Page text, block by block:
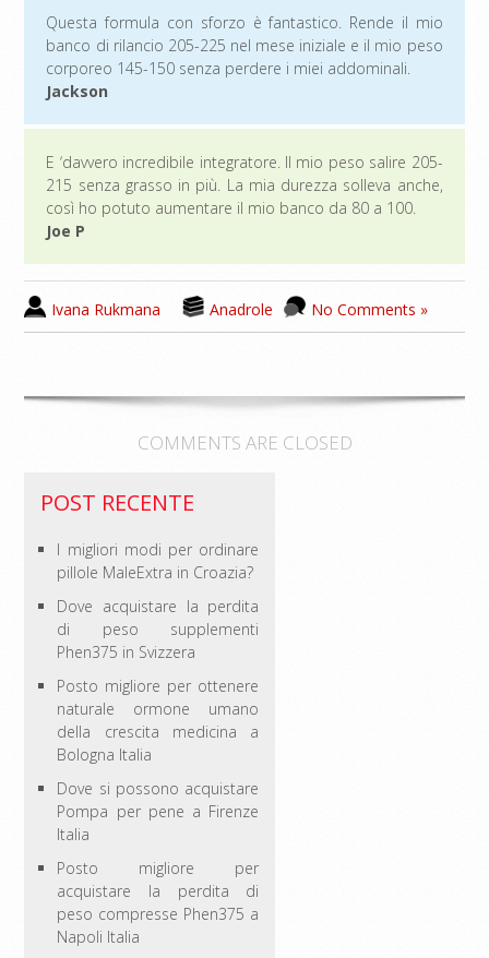
Questa formula con sforzo è fantastico. Rende il mio
banco di rilancio 205-225 nel mese iniziale e il mio peso
corporeo 145-150 senza perdere i miei addominali.
Jackson
E ‘davvero incredibile integratore. Il mio peso salire 205-
215 senza grasso in più. La mia durezza solleva anche,
così ho potuto aumentare il mio banco da 80 a 100.
Joe P
Ivana Rukmana Anadrole No Comments »
COMMENTS ARE CLOSED
POST RECENTE
I migliori modi per ordinare
pillole MaleExtra in Croazia?
Dove acquistare la perdita
di peso supplementi
Phen375 in Svizzera
Posto migliore per ottenere
naturale ormone umano
della crescita medicina a
Bologna Italia
Dove si possono acquistare
Pompa per pene a Firenze
Italia
Posto migliore per
acquistare la perdita di
peso compresse Phen375 a
Napoli Italia